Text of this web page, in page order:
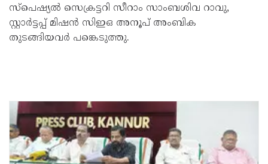
സ്പെഷ്യൽ സെക്രട്ടറി സീറാം സാംബശിവ റാവു,
സ്റ്റാർട്ടപ്പ് മിഷൻ സിഇഒ അനൂപ് അംബിക
തുടങ്ങിയവർ പങ്കെടുത്തു.